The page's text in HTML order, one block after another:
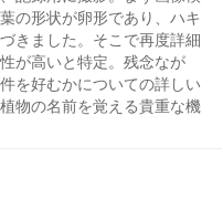
の形状が卵形であり、ハキ
きました。そこで再度詳細
が高いと特定。残念なが
を好むかについての詳しい
物の名前を覚える貴重な機